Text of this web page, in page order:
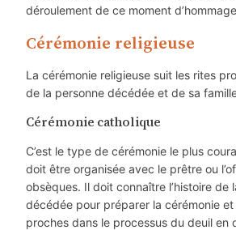
déroulement de ce moment
Cérémonie religieuse
La cérémonie religieuse suit les rites
de la personne décédée et de sa
Cérémonie catholique
C’est le type de cérémonie le plus
doit être organisée avec le prêtre ou
obsèques. Il doit connaître l’histoire de
décédée pour préparer la cérémonie
proches dans le processus du deuil en